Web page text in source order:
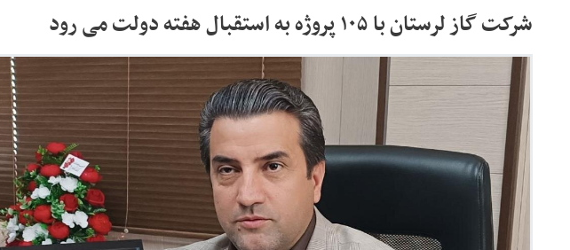
شرکت گاز لرستان با ۱۰۵ پروژه به استقبال هفته دولت می رود